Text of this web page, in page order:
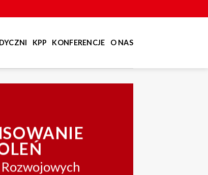
KPP KONFERENCJE O NAS
Rozwojowych